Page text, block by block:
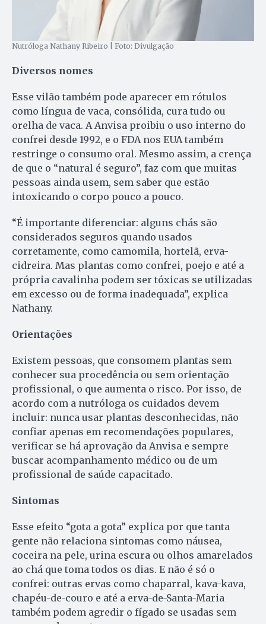
Nutróloga Nathany Ribeiro | Foto: Divulgação
Diversos nomes
Esse vilão também pode aparecer em rótulos
como língua de vaca, consólida, cura tudo ou
orelha de vaca. A Anvisa proibiu o uso interno do
confrei desde 1992, e o FDA nos EUA também
restringe o consumo oral. Mesmo assim, a crença
de que o “natural é seguro”, faz com que muitas
pessoas ainda usem, sem saber que estão
intoxicando o corpo pouco a pouco.
“É importante diferenciar: alguns chás são
considerados seguros quando usados
corretamente, como camomila, hortelã, erva-
cidreira. Mas plantas como confrei, poejo e até a
própria cavalinha podem ser tóxicas se utilizadas
em excesso ou de forma inadequada”, explica
Nathany.
Orientações
Existem pessoas, que consomem plantas sem
conhecer sua procedência ou sem orientação
profissional, o que aumenta o risco. Por isso, de
acordo com a nutróloga os cuidados devem
incluir: nunca usar plantas desconhecidas, não
confiar apenas em recomendações populares,
verificar se há aprovação da Anvisa e sempre
buscar acompanhamento médico ou de um
profissional de saúde capacitado.
Sintomas
Esse efeito “gota a gota” explica por que tanta
gente não relaciona sintomas como náusea,
coceira na pele, urina escura ou olhos amarelados
ao chá que toma todos os dias. E não é só o
confrei: outras ervas como chaparral, kava-kava,
chapéu-de-couro e até a erva-de-Santa-Maria
também podem agredir o fígado se usadas sem